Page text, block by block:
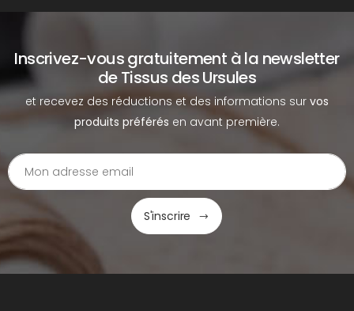
Inscrivez-vous gratuitement à la newsletter
de Tissus des Ursules
et recevez des réductions et des informations sur vos
produits préférés en avant première.
S'inscrire